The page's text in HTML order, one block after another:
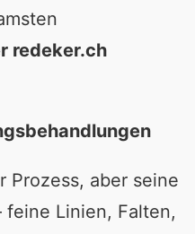
redeker.ch
Prozess, aber seine
Linien, Falten,